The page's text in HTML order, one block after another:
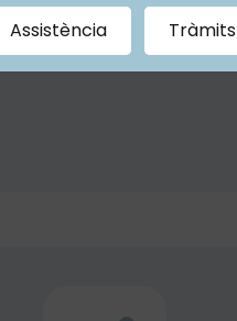
Assistència Tràmits